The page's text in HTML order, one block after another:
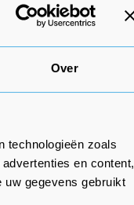
Over
technologieën zoals
en content,
uw gegevens gebruikt